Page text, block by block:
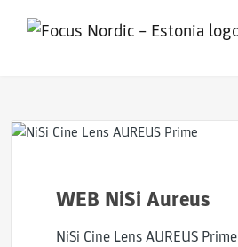
WEB NiSi Aureus
NiSi Cine Lens AUREUS Prime